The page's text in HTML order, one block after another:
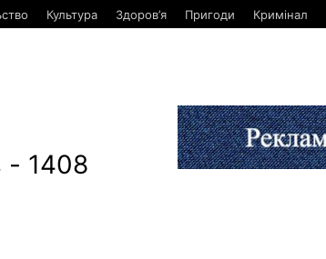
Культура Здоров’я Пригоди Кримінал
- 1408